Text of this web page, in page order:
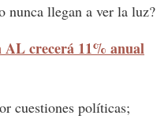
nunca llegan a ver la luz?
crecerá 11% anual
cuestiones políticas;